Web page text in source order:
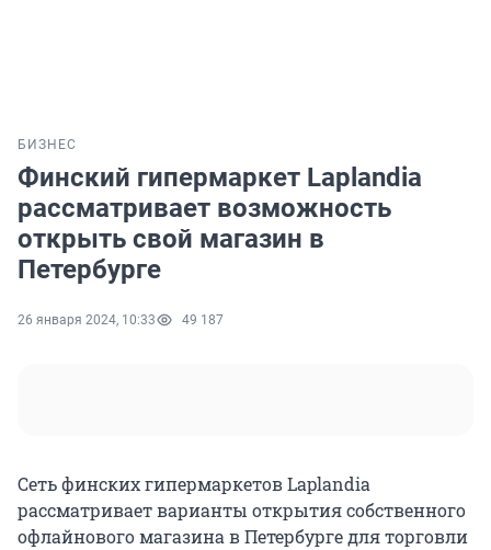
БИЗНЕС
Финский гипермаркет Laplandia
рассматривает возможность
открыть свой магазин в
Петербурге
26 января 2024, 10:33 49 187
Сеть финских гипермаркетов Laplandia
рассматривает варианты открытия собственного
офлайнового магазина в Петербурге для торговли